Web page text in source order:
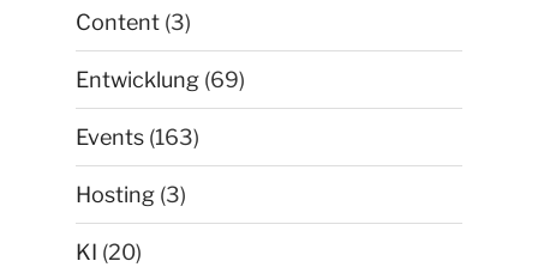
Content (3)
Entwicklung (69)
Events (163)
Hosting (3)
KI (20)